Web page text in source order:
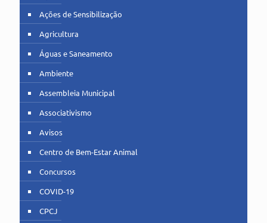
Ações de Sensibilização
Agricultura
Águas e Saneamento
Ambiente
Assembleia Municipal
Associativismo
Avisos
Centro de Bem-Estar Animal
Concursos
COVID-19
CPCJ